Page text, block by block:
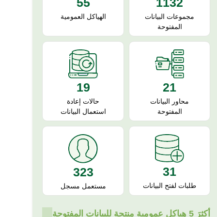
مجموعات البيانات
المفتوحة
الهياكل العمومية
21
محاور البيانات
المفتوحة
19
حالات إعادة
استعمال البيانات
31
طلبات لفتح البيانات
323
مستعمل مسجل
أكثرَ 5 هياكل عمومية منتجة للبيانات المفتوحة